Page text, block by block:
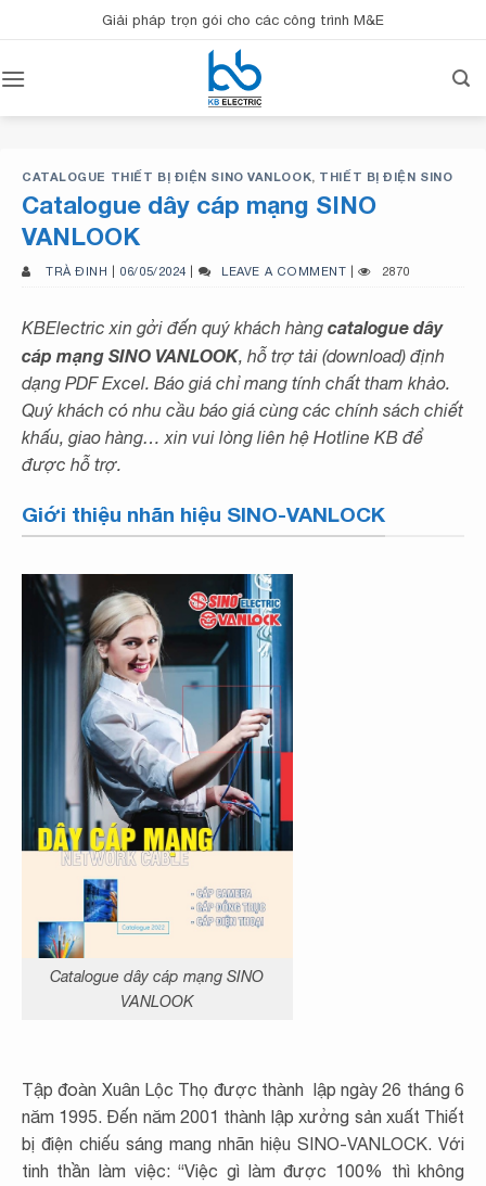
qua
dung
Giải pháp trọn gói cho các công trình M&E
CATALOGUE THIẾT BỊ ĐIỆN SINO VANLOOK, THIẾT BỊ ĐIỆN SINO
Catalogue dây cáp mạng SINO
VANLOOK
TRÀ ĐINH | 06/05/2024 | LEAVE A COMMENT | 2870
KBElectric xin gởi đến quý khách hàng catalogue dây
cáp mạng SINO VANLOOK, hỗ trợ tải (download) định
dạng PDF Excel. Báo giá chỉ mang tính chất tham khảo.
Quý khách có nhu cầu báo giá cùng các chính sách chiết
khấu, giao hàng… xin vui lòng liên hệ Hotline KB để
được hỗ trợ.
Giới thiệu nhãn hiệu SINO-VANLOCK
Catalogue dây cáp mạng SINO
VANLOOK
Tập đoàn Xuân Lộc Thọ được thành lập ngày 26 tháng 6
năm 1995. Đến năm 2001 thành lập xưởng sản xuất Thiết
bị điện chiếu sáng mang nhãn hiệu SINO-VANLOCK. Với
tinh thần làm việc: “Việc gì làm được 100% thì không